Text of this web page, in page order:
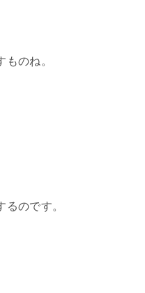
のね。
のです。